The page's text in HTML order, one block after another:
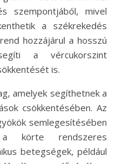
szempontjából, mivel
a székrekedés
hozzájárul a hosszú
a vércukorszint
is.
amelyek segíthetnek a
csökkentésében. Az
semlegesítésében
a körte rendszeres
betegségek, például